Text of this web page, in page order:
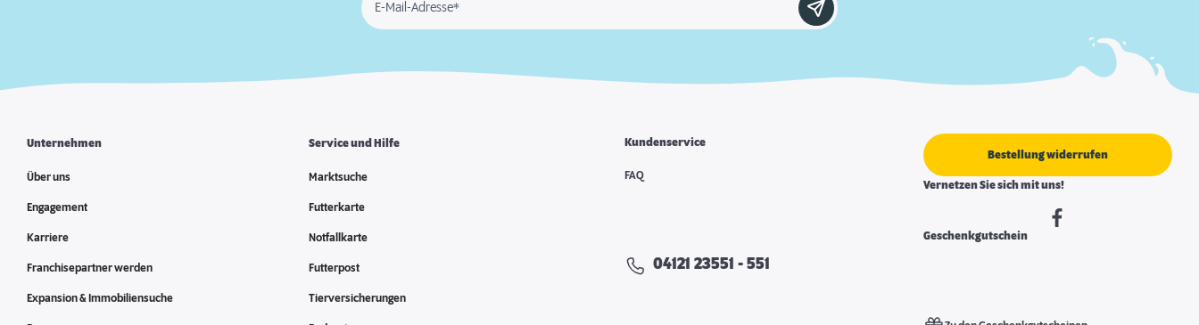
E-Mail-Adresse*
Unternehmen
Über uns
Engagement
Karriere
Franchisepartner werden
Expansion & Immobiliensuche
Service und Hilfe
Marktsuche
Futterkarte
Notfallkarte
Futterpost
Tierversicherungen
Kundenservice
FAQ
04121 23551 - 551
Bestellung widerrufen
Vernetzen Sie sich mit uns!
Geschenkgutschein